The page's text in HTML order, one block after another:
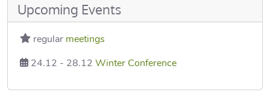
Upcoming Events
regular meetings
24.12 - 28.12 Winter Conference